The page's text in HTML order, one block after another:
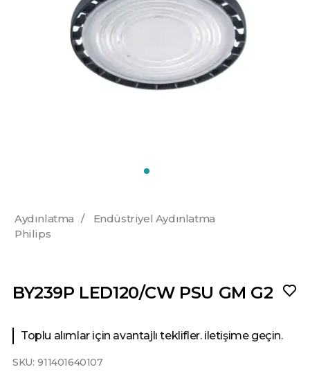
Aydınlatma /
Endüstriyel Aydınlatma
Philips
BY239P LED120/CW PSU GM G2
Toplu alımlar için avantajlı teklifler. iletişime geçin.
SKU: 911401640107